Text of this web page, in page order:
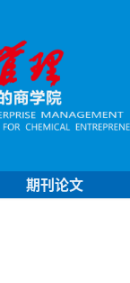
期刊论文